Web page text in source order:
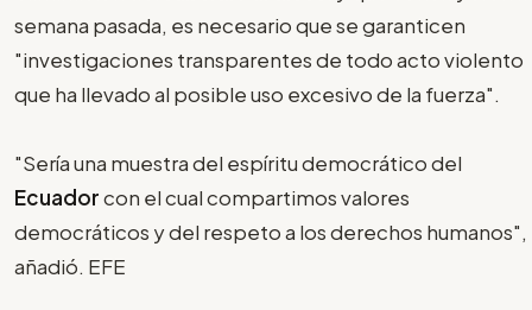
semana pasada, es necesario que se garanticen
"investigaciones transparentes de todo acto violento
que ha llevado al posible uso excesivo de la fuerza".
"Sería una muestra del espíritu democrático del
Ecuadorcon el cual compartimos valores
democráticos y del respeto a los derechos humanos",
añadió. EFE